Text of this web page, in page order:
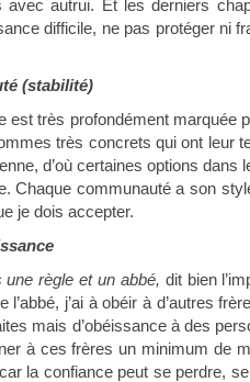
avec autrui. Et les derniers
difficile, ne pas protéger ni
(stabilité)
est très profondément
très concrets qui ont leur
d’où certaines options dans
Chaque communauté a son
je dois accepter.
une règle et un abbé, dit bien
l’abbé, j’ai à obéir à d’autres
mais d’obéissance à des
à ces frères un minimum de
la confiance peut se perdre,